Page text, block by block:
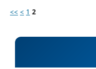
<< < 1 2